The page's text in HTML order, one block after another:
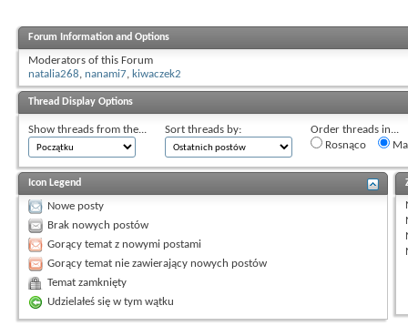
Forum Information and Options
Moderators of this Forum
natalia268, nanami7, kiwaczek2
Thread Display Options
Show threads from the... Sort threads by:
Order threads in...
Rosnąco
Icon Legend
Nowe posty
Brak nowych postów
Gorący temat z nowymi postami
Gorący temat nie zawierający nowych postów
Temat zamknięty
Udzielałeś się w tym wątku